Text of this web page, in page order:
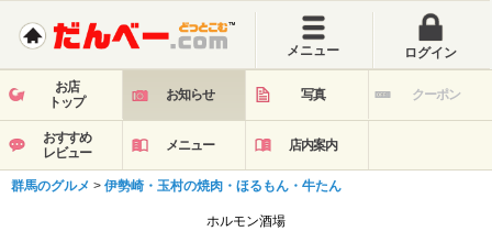
メニュー ログイン
お店
トップ
お知らせ 写真 クーポン
おすすめ
レビュー
メニュー 店内案内
群馬のグルメ > 伊勢崎・玉村の焼肉・ほるもん・牛たん
ホルモン酒場